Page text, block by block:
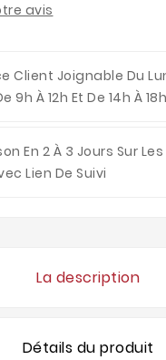
avis
Client Joignable Du
9h À 12h Et De 14h À 18h
En 2 À 3 Jours Sur
Lien De Suivi
La description
Détails du produit